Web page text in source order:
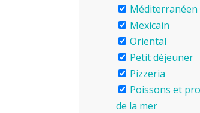
Méditerranéen
Mexicain
Oriental
Petit déjeuner
Pizzeria
Poissons et
de la mer